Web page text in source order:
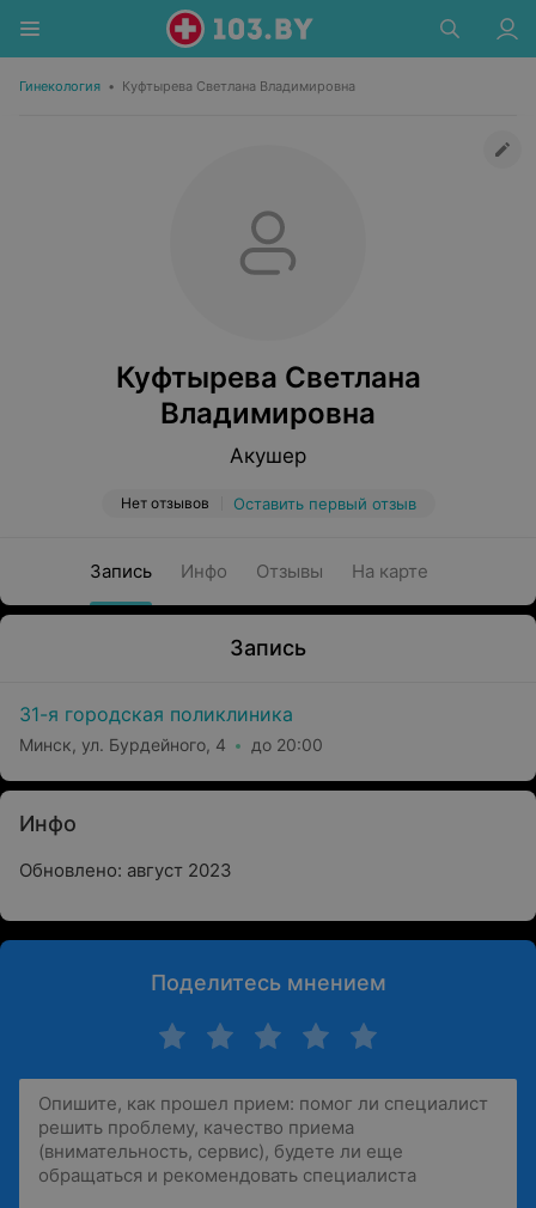
Гинекология • Куфтырева Светлана Владимировна
Куфтырева Светлана
Владимировна
Акушер
Нет отзывов Оставить первый отзыв
Запись Инфо Отзывы На карте
Запись
31-я городская поликлиника
Минск, ул. Бурдейного, 4 до 20:00
Инфо
Обновлено: август 2023
Поделитесь мнением